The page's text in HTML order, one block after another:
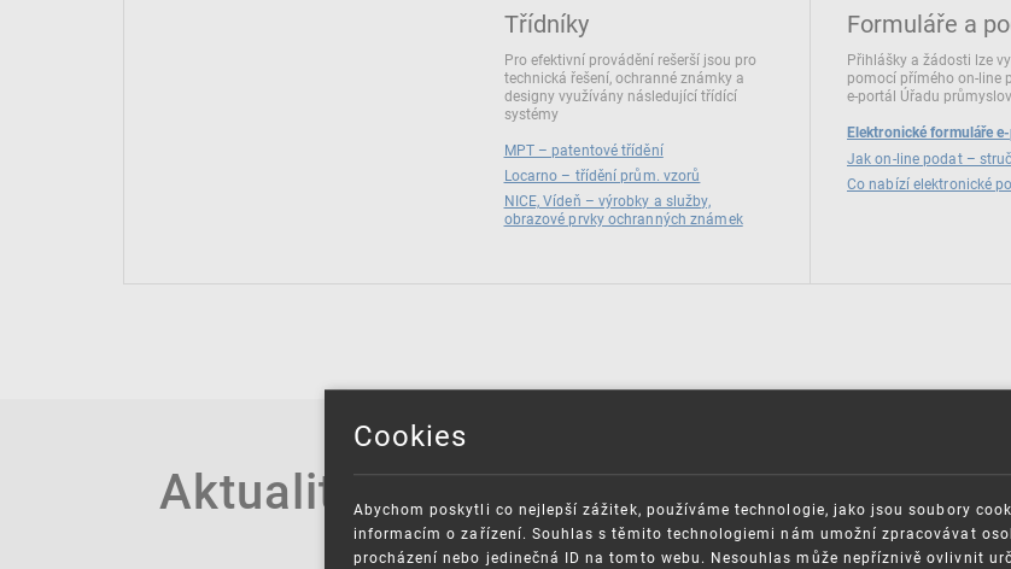
Třídníky
Pro efektivní provádění rešerší jsou pro
technická řešení, ochranné známky a
designy využívány následující třídící
systémy
MPT – patentové třídění
Locarno – třídění prům. vzorů
NICE, Vídeň – výrobky a služby,
obrazové prvky ochranných známek
Formuláře a
Přihlášky a žádosti lze
pomocí přímého on‑line
e‑portál Úřadu
Elektronické formuláře
Jak on-line podat –
Co nabízí elektronické
Aktuality
Cookies
Abychom poskytli co nejlepší zážitek, používáme technologie, jako jsou soubory
informacím o zařízení. Souhlas s těmito technologiemi nám umožní zpracovávat
procházení nebo jedinečná ID na tomto webu. Nesouhlas může nepříznivě ovlivnit